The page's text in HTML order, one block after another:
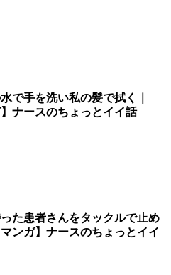
で手を洗い私の髪で拭く｜
】ナースのちょっとイイ話
た患者さんをタックルで止め
ンガ】ナースのちょっとイイ